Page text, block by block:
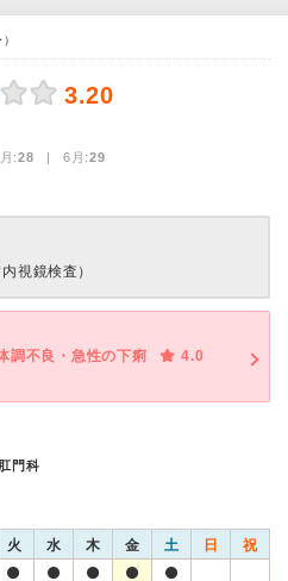
3.20
:28 | 6月:29
視鏡検査）
調不良・急性の下痢
4.0
門科
火 水 木 金 土 日 祝